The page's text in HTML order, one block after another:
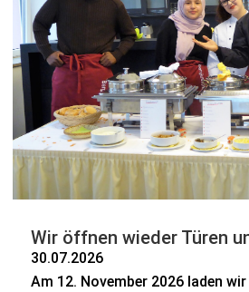
Wir öffnen wieder Türen
30.07.2026
Am 12. November 2026 laden